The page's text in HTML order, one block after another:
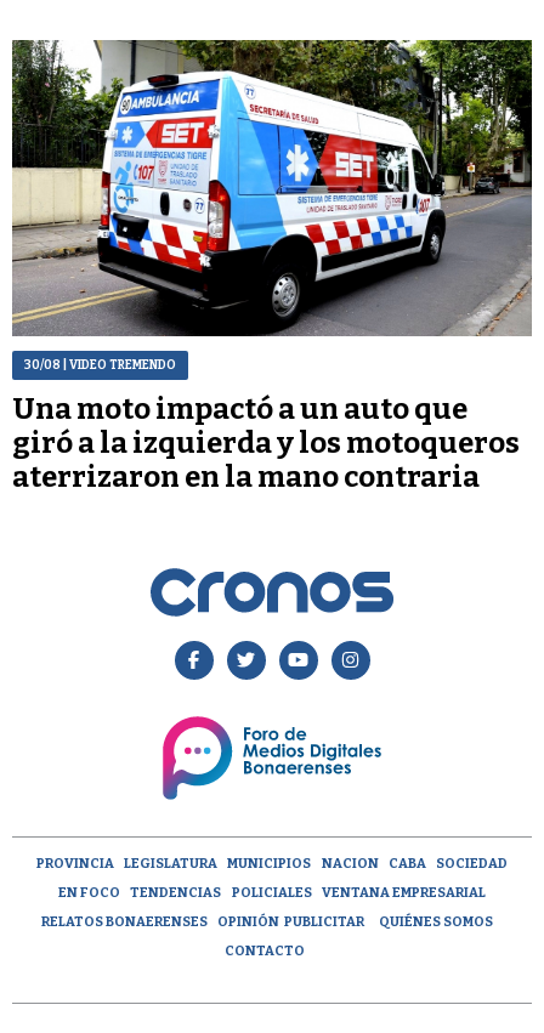
30/08 | VIDEO TREMENDO
Una moto impactó a un auto que
giró a la izquierda y los motoqueros
aterrizaron en la mano contraria
PROVINCIA LEGISLATURA MUNICIPIOS NACION CABA
SOCIEDAD
EN FOCO
TENDENCIAS POLICIALES
VENTANA EMPRESARIAL
RELATOS BONAERENSES
OPINIÓN PUBLICITAR
QUIÉNES SOMOS
CONTACTO